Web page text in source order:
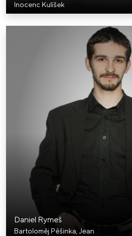
Inocenc Kulíšek
Daniel Rymeš
Bartoloměj Pěšinka, Jean